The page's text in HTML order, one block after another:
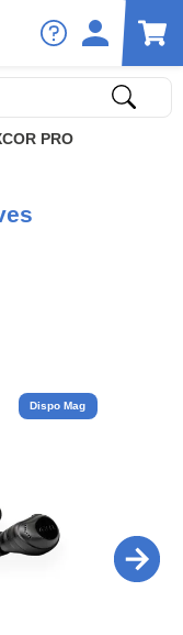
PRO
Dispo Mag